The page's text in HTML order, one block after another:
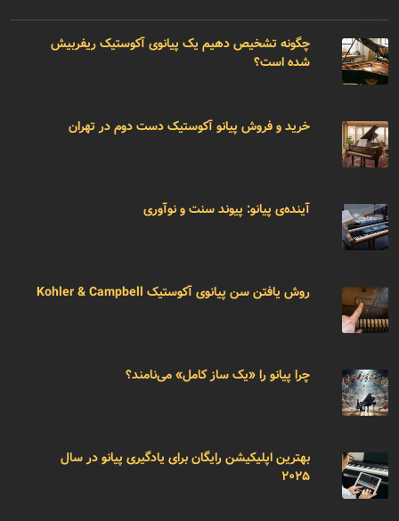
چگونه تشخیص دهیم یک پیانوی آکوستیک ریفربیش
شده است؟
خرید و فروش پیانو آکوستیک دست دوم در تهران
آینده‌ی پیانو: پیوند سنت و نوآوری
روش یافتن سن پیانوی آکوستیک Kohler & Campbell
چرا پیانو را «یک ساز کامل» می‌نامند؟
بهترین اپلیکیشن رایگان برای یادگیری پیانو در سال
۲۰۲۵